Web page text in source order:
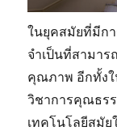
ในยุคสมัยที่มีกา
จำเป็นที่สามา
คุณภาพ อีกทั้งใ
วิชาการคุณธร
เทคโนโลยีสมัย